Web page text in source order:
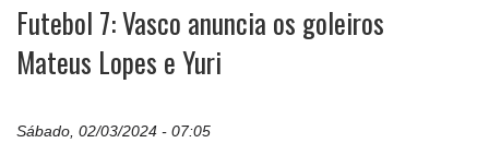
Futebol 7: Vasco anuncia os goleiros
Mateus Lopes e Yuri
Sábado, 02/03/2024 - 07:05